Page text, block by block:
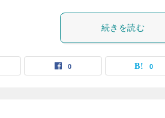
続きを読む
0 0